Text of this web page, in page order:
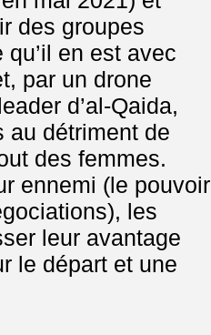
des groupes
en est avec
par un drone
d’al-Qaida,
au détriment de
des femmes.
ennemi (le pouvoir
les
leur avantage
le départ et une